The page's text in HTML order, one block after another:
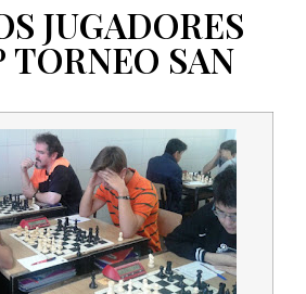
JUGADORES
TORNEO SAN